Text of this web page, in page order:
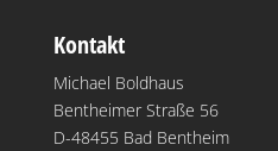
Kontakt
Michael Boldhaus
Bentheimer Straße 56
D-48455 Bad Bentheim